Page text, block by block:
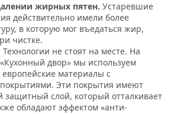
жирных пятен. Устаревшие
действительно имели более
в которую мог въедаться жир,
чистке.
Технологии не стоят на месте. На
двор» мы используем
материалы с
Эти покрытия имеют
защитный слой, который отталкивает
обладают эффектом «анти-